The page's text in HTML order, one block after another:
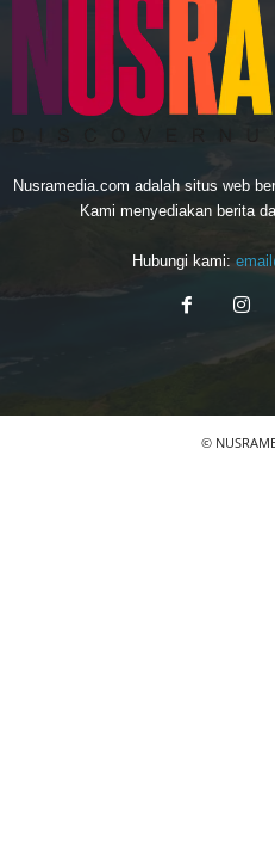
Nusramedia.com adalah situs web
Kami menyediakan berita
Hubungi kami:
©